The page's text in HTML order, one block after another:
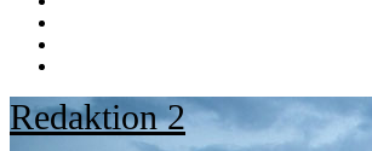
Redaktion 2